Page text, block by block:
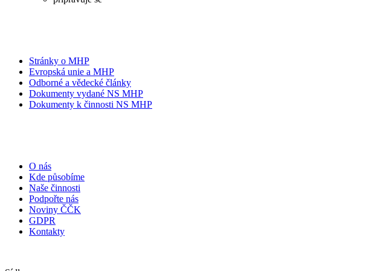
Stránky o MHP
Evropská unie a MHP
Odborné a vědecké články
Dokumenty vydané NS MHP
Dokumenty k činnosti NS MHP
O nás
Kde působíme
Naše činnosti
Podpořte nás
Noviny ČČK
GDPR
Kontakty